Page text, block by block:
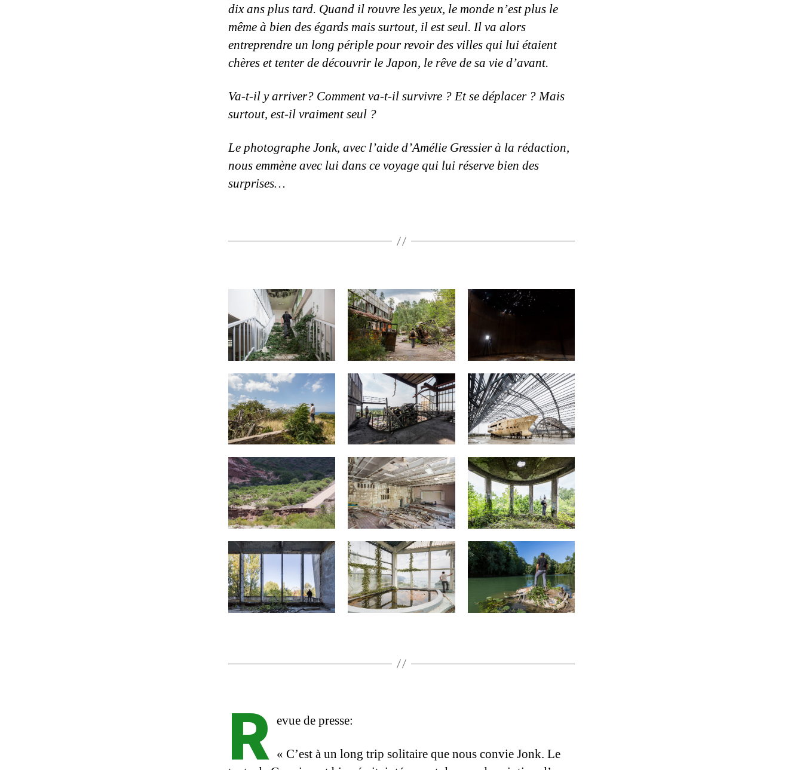
dix ans plus tard. Quand il rouvre les yeux, le monde n’est plus le
même à bien des égards mais surtout, il est seul. Il va alors
entreprendre un long périple pour revoir des villes qui lui étaient
chères et tenter de découvrir le Japon, le rêve de sa vie d’avant.
Va-t-il y arriver? Comment va-t-il survivre ? Et se déplacer ? Mais
surtout, est-il vraiment seul ?
Le photographe Jonk, avec l’aide d’Amélie Gressier à la rédaction,
nous emmène avec lui dans ce voyage qui lui réserve bien des
surprises…
R evue de presse:
« C’est à un long trip solitaire que nous convie Jonk. Le